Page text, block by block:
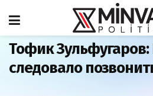
Главная
Тофик
следовало